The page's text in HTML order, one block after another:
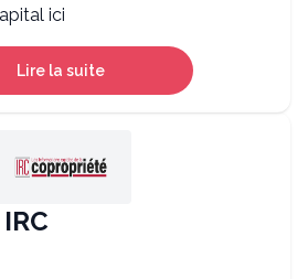
ici
Lire la suite